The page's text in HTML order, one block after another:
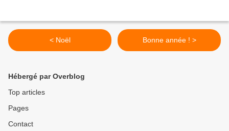
< Noël Bonne année ! >
Hébergé par Overblog
Top articles
Pages
Contact